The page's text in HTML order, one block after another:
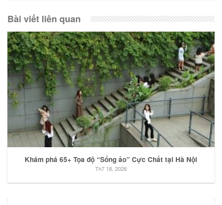
Bài viết liên quan
Khám phá 65+ Tọa độ “Sống ảo” Cực Chất tại Hà Nội
Th7 18, 2026